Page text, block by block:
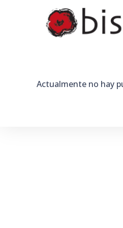
Actualmente no hay